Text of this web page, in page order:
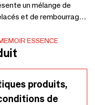
un mélange de
et de rembourrage
pieds en laiton
détails en laiton poli.
un
salon, votre espace
ESSENCE
produits,
de